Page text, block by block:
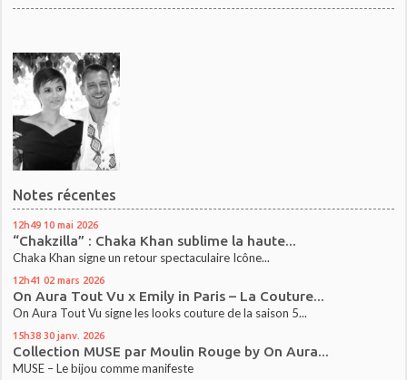
Notes récentes
12h49 10 mai 2026
“Chakzilla” : Chaka Khan sublime la haute...
Chaka Khan signe un retour spectaculaire Icône...
12h41 02 mars 2026
On Aura Tout Vu x Emily in Paris – La Couture...
On Aura Tout Vu signe les looks couture de la saison 5...
15h38 30 janv. 2026
Collection MUSE par Moulin Rouge by On Aura...
MUSE – Le bijou comme manifeste